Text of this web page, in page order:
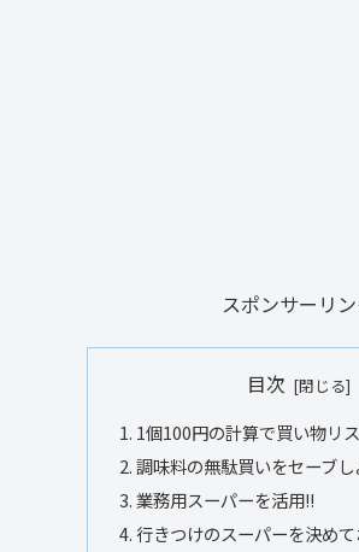
スポンサーリ
目次
1個100円の計算で買い物リ
調味料の無駄買いをセーブし
業務用スーパーを活用!!
行きつけのスーパーを決め